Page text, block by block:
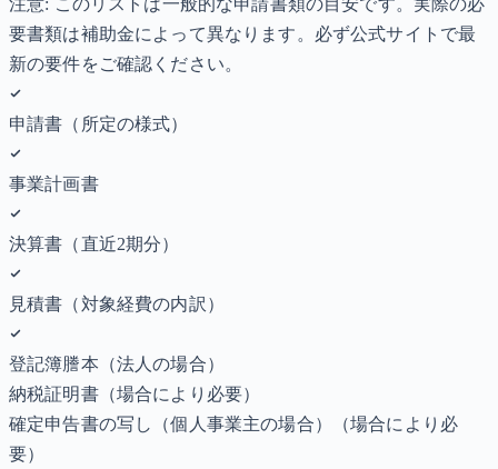
要書類は補助金によって異なります。必ず公式サイトで最
新の要件をご確認ください。
申請書（所定の様式）
事業計画書
決算書（直近2期分）
見積書（対象経費の内訳）
登記簿謄本（法人の場合）
納税証明書（場合により必要）
確定申告書の写し（個人事業主の場合）
（場合により必
要）